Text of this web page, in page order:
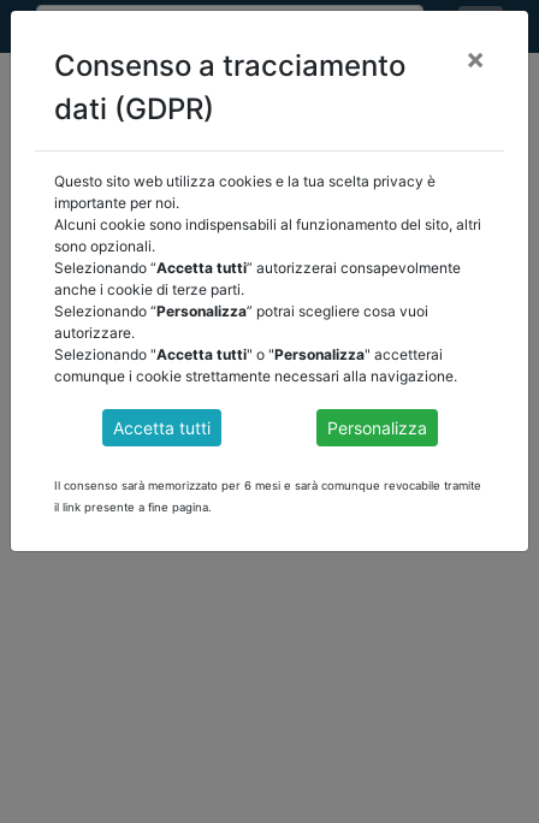
home
pnrr
pnrr - approvazione ue - stato di attuazione/
torna indietro
PIANO NAZIONALE DI RIPRESA E RESILIENZA
NEX GENERATION ITALIA
Il contenuto è visibile solamente agli utenti registrati. Effettua il
Consenso a tracciamento
dati (GDPR)
×
Questo sito web utilizza cookies e la tua scelta privacy è
importante per noi.
Alcuni cookie sono indispensabili al funzionamento del sito, altri
sono opzionali.
Selezionando “Accetta tutti” autorizzerai consapevolmente
anche i cookie di terze parti.
Selezionando “Personalizza” potrai scegliere cosa vuoi
autorizzare.
Selezionando "Accetta tutti" o "Personalizza" accetterai
comunque i cookie strettamente necessari alla navigazione.
Accetta tutti Personalizza
Il consenso sarà memorizzato per 6 mesi e sarà comunque revocabile tramite
il link presente a fine pagina.